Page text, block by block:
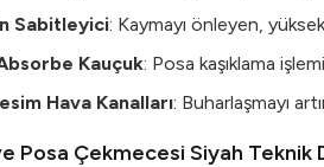
Sabitleyici: Kaymayı önleyen,
Kauçuk: Posa kaşıklama
Hava Kanalları: Buharlaşmayı
Posa Çekmecesi Siyah Teknik